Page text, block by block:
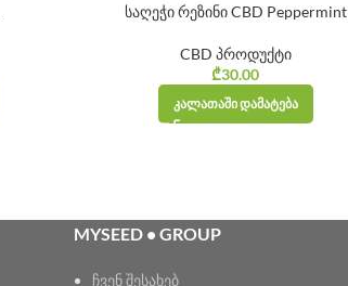
საღეჭი რეზინი CBD Peppermint
CBD პროდუქტი
₾30.00
ᲙᲐᲚᲐᲗᲐᲨᲘ ᲓᲐᲛᲐᲢᲔᲑᲐ
MYSEED • GROUP
ჩვენ შესახებ